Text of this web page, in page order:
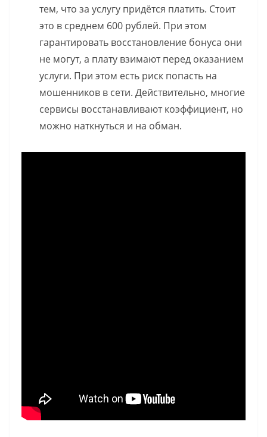
тем, что за услугу придётся платить. Стоит
это в среднем 600 рублей. При этом
гарантировать восстановление бонуса они
не могут, а плату взимают перед оказанием
услуги. При этом есть риск попасть на
мошенников в сети. Действительно, многие
сервисы восстанавливают коэффициент, но
можно наткнуться и на обман.